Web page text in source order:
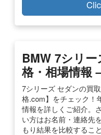
BMW 7シリ
格・相場情報
7シリーズ セダンの買
格.com】をチェック！
情報を詳しくご紹介。
い方はお名前・連絡先
もり結果を比較するこ